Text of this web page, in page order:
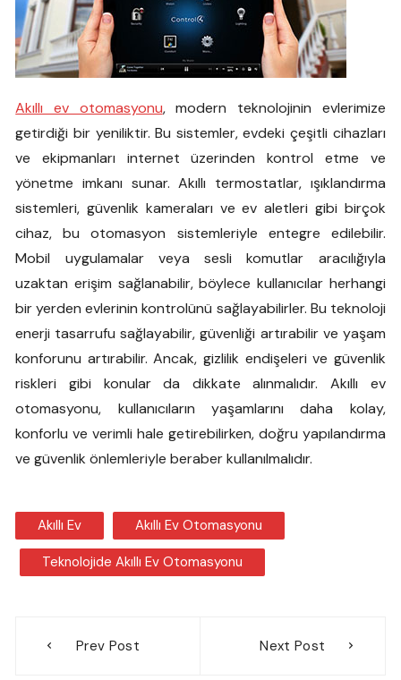
Akıllı ev otomasyonu, modern teknolojinin evlerimize
getirdiği bir yeniliktir. Bu sistemler, evdeki çeşitli cihazları
ve ekipmanları internet üzerinden kontrol etme ve
yönetme imkanı sunar. Akıllı termostatlar, ışıklandırma
sistemleri, güvenlik kameraları ve ev aletleri gibi birçok
cihaz, bu otomasyon sistemleriyle entegre edilebilir.
Mobil uygulamalar veya sesli komutlar aracılığıyla
uzaktan erişim sağlanabilir, böylece kullanıcılar herhangi
bir yerden evlerinin kontrolünü sağlayabilirler. Bu teknoloji
enerji tasarrufu sağlayabilir, güvenliği artırabilir ve yaşam
konforunu artırabilir. Ancak, gizlilik endişeleri ve güvenlik
riskleri gibi konular da dikkate alınmalıdır. Akıllı ev
otomasyonu, kullanıcıların yaşamlarını daha kolay,
konforlu ve verimli hale getirebilirken, doğru yapılandırma
ve güvenlik önlemleriyle beraber kullanılmalıdır.
Akıllı Ev Akıllı Ev Otomasyonu
Teknolojide Akıllı Ev Otomasyonu
gezinmesi
Prev Post Next Post